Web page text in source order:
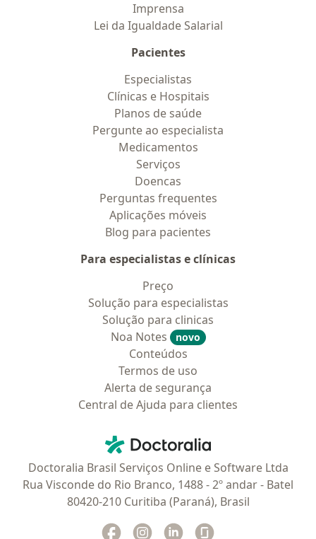
Imprensa
Lei da Igualdade Salarial
Pacientes
Especialistas
Clínicas e Hospitais
Planos de saúde
Pergunte ao especialista
Medicamentos
Serviços
Doencas
Perguntas frequentes
Aplicações móveis
Blog para pacientes
Para especialistas e clínicas
Preço
Solução para especialistas
Solução para clinicas
Noa Notes
novo
Conteúdos
Termos de uso
Alerta de segurança
Central de Ajuda para clientes
Doctoralia - Homepage
Doctoralia Brasil Serviços Online e Software Ltda
Rua Visconde do Rio Branco, 1488 - 2º andar - Batel
80420-210 Curitiba (Paraná), Brasil
Facebook
abre num novo separador
Instagram
abre num novo separador
Linkedin
abre num novo